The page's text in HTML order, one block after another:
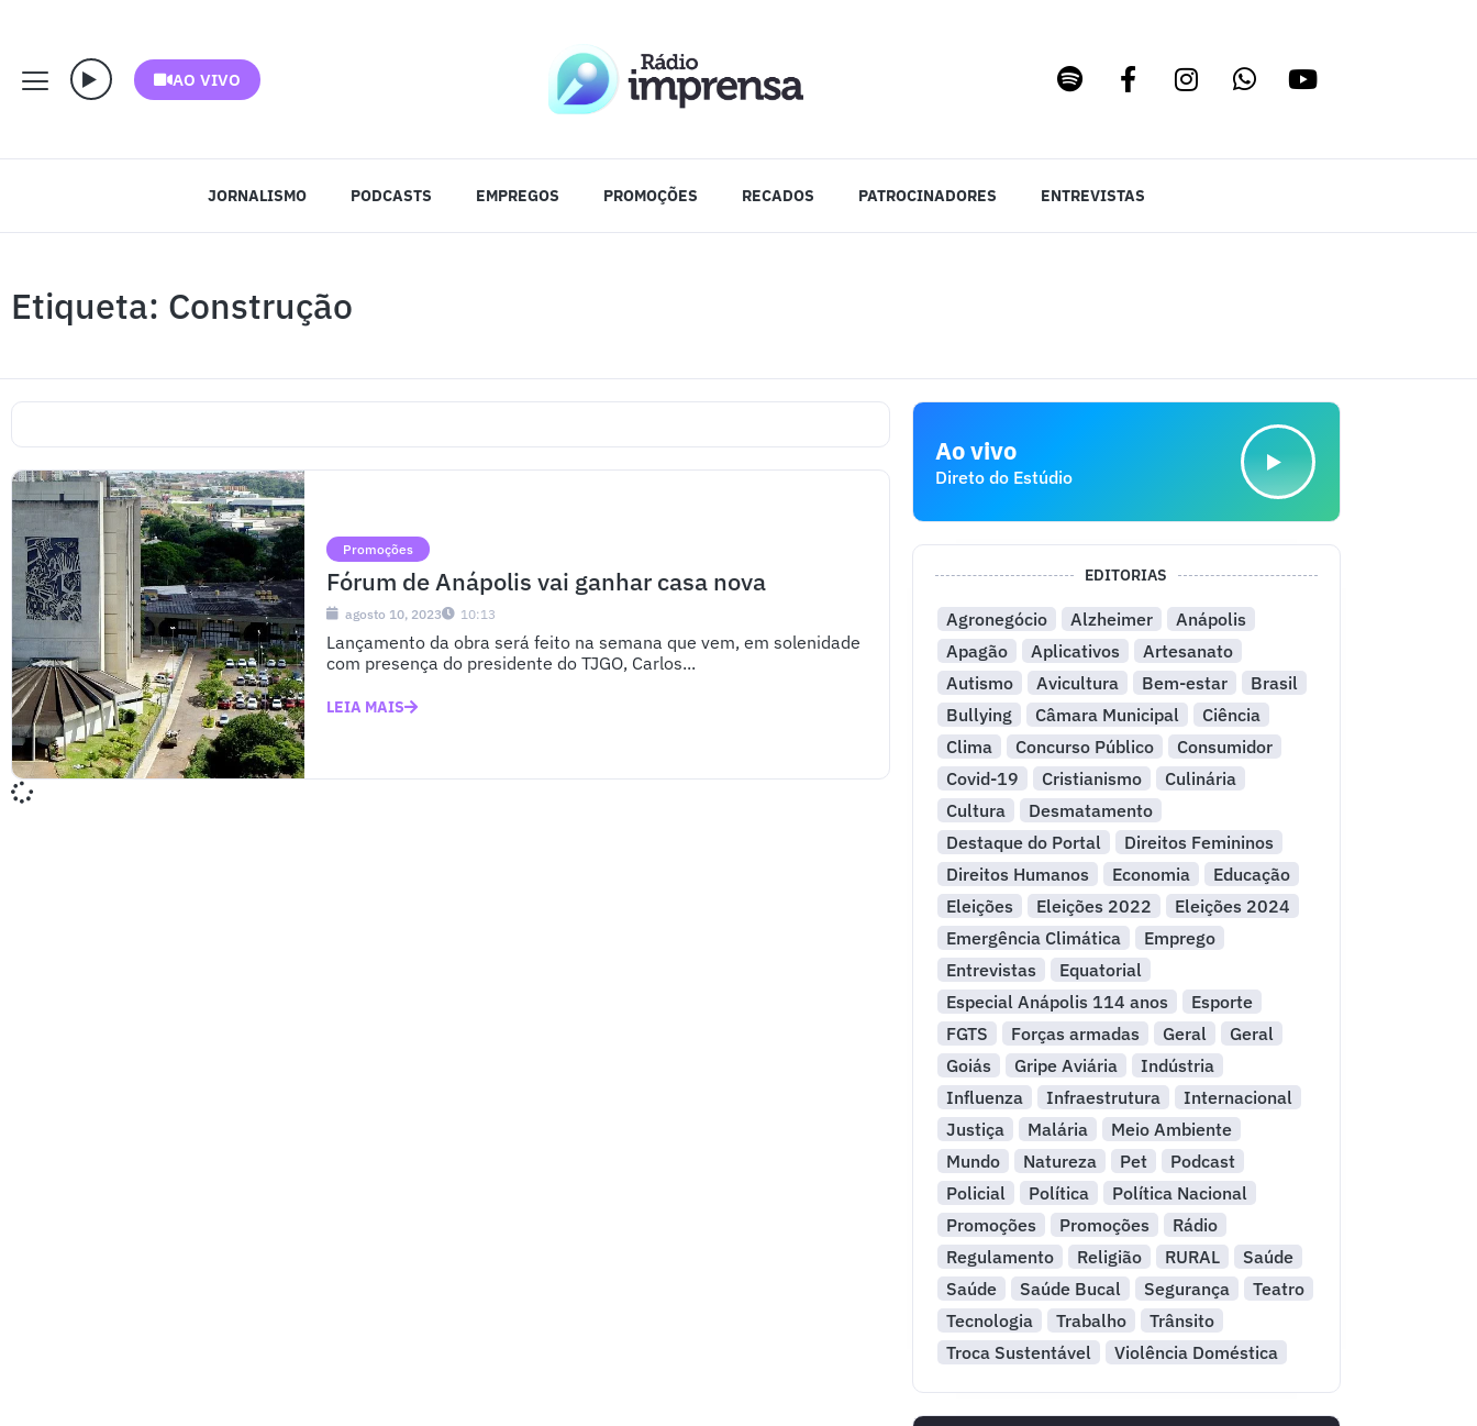
AO VIVO
JORNALISMO PODCASTS EMPREGOS PROMOÇÕES RECADOS PATROCINADORES ENTREVISTAS
Etiqueta: Construção
Promoções
Fórum de Anápolis vai ganhar casa nova
agosto 10, 2023 10:13
Lançamento da obra será feito na semana que vem, em solenidade
com presença do presidente do TJGO, Carlos...
LEIA MAIS
Ao vivo
Direto do Estúdio
EDITORIAS
Agronegócio Alzheimer
Anápolis
Apagão
Aplicativos
Artesanato
Autismo
Avicultura Bem-estar
Brasil
Bullying
Câmara Municipal
Ciência
Clima
Concurso Público
Consumidor
Covid-19
Cristianismo
Culinária
Cultura
Desmatamento
Destaque do Portal
Direitos Femininos
Direitos Humanos
Economia
Educação
Eleições
Eleições 2022
Eleições 2024
Emergência Climática
Emprego
Entrevistas
Equatorial
Especial Anápolis 114 anos
Esporte
FGTS
Forças armadas Geral
Geral
Goiás
Gripe Aviária
Indústria
Influenza
Infraestrutura
Internacional
Justiça
Malária
Meio Ambiente
Mundo
Natureza Pet
Podcast
Policial
Política
Política Nacional
Promoções
Promoções
Rádio
Regulamento
Religião RURAL
Saúde
Saúde
Saúde Bucal Segurança
Teatro
Tecnologia
Trabalho
Trânsito
Troca Sustentável
Violência Doméstica